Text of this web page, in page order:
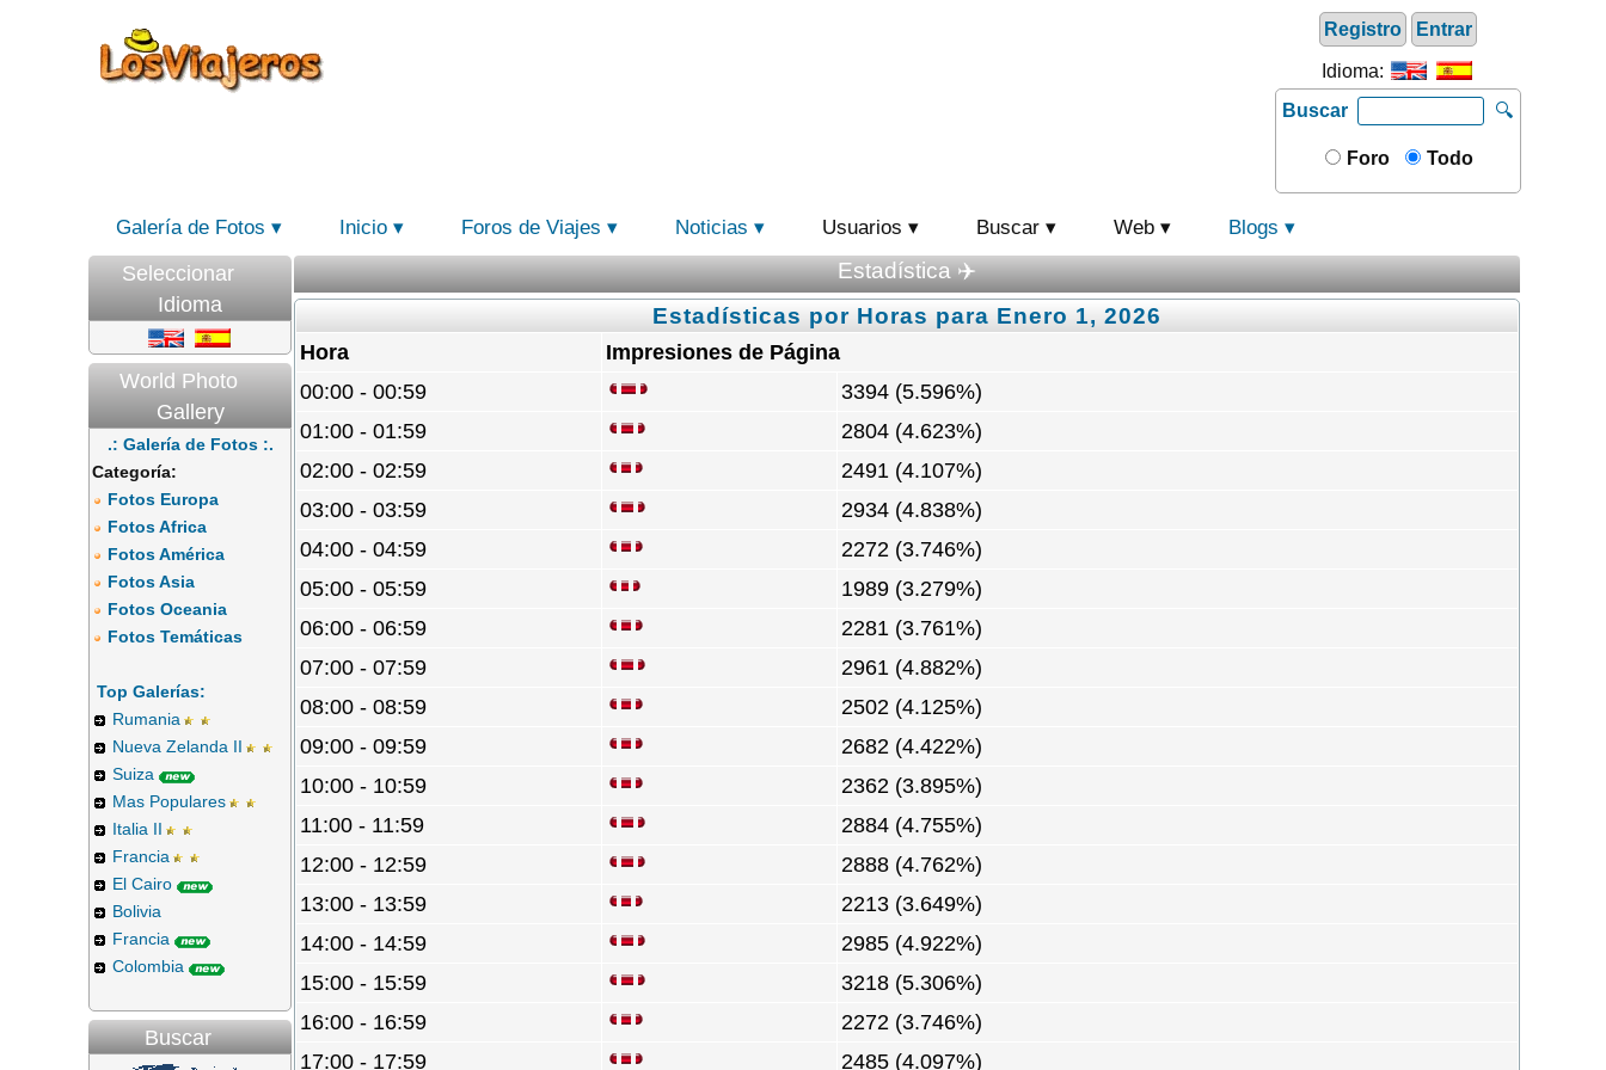
Registro Entrar
Idioma:
Buscar
🔍
Foro Todo
Galería de Fotos Inicio Foros de Viajes Noticias Usuarios Buscar Web Blogs
Seleccionar
Idioma
World Photo
Gallery
.: Galería de Fotos :.
Categoría:
Fotos Europa
Fotos Africa
Fotos América
Fotos Asia
Fotos Oceania
Fotos Temáticas
Top Galerías:
Rumania
Nueva Zelanda II
Suiza
Mas Populares
Italia II
Francia
El Cairo
Bolivia
Francia
Colombia
Buscar
Estadística ✈️
Estadísticas por Horas para Enero 1, 2026
Hora
Impresiones de Página
00:00 - 00:59
3394 (5.596%)
01:00 - 01:59
2804 (4.623%)
02:00 - 02:59
2491 (4.107%)
03:00 - 03:59
2934 (4.838%)
04:00 - 04:59
2272 (3.746%)
05:00 - 05:59
1989 (3.279%)
06:00 - 06:59
2281 (3.761%)
07:00 - 07:59
2961 (4.882%)
08:00 - 08:59
2502 (4.125%)
09:00 - 09:59
2682 (4.422%)
10:00 - 10:59
2362 (3.895%)
11:00 - 11:59
2884 (4.755%)
12:00 - 12:59
2888 (4.762%)
13:00 - 13:59
2213 (3.649%)
14:00 - 14:59
2985 (4.922%)
15:00 - 15:59
3218 (5.306%)
16:00 - 16:59
2272 (3.746%)
17:00 - 17:59
2485 (4.097%)